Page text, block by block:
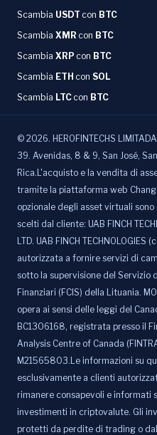
Scambia USDT con BTC
Scambia XMR con BTC
Scambia XRP con BTC
Scambia ETH con SOL
Scambia LTC con BTC
© 2026. HEROFINTECHS
39. Avenidas, 8 & 9, San José,
Rica.L'acquisto e la vendita di
tramite la piattaforma web
opzionale degli asset virtuali
scelti dal cliente: UAB FINCH
LTD. UAB FINCH
autorizzata a fornire servizi di
sotto la supervisione del Servizio
Finanziari (FCIS) della Lituania.
opera ai sensi delle leggi del
BC1306168, registrata presso il
Analysis Centre of Canada
M21565803.Le informazioni su
esclusivamente a clienti
rimanere consapevoli e informati
investimenti in criptovalute. Gli
protetti da perdite di trading o